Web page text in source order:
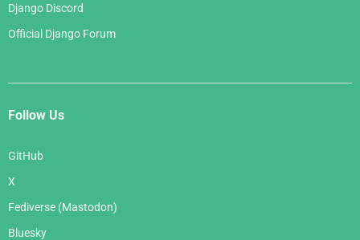
Django Discord
Official Django Forum
Follow Us
GitHub
X
Fediverse (Mastodon)
Bluesky